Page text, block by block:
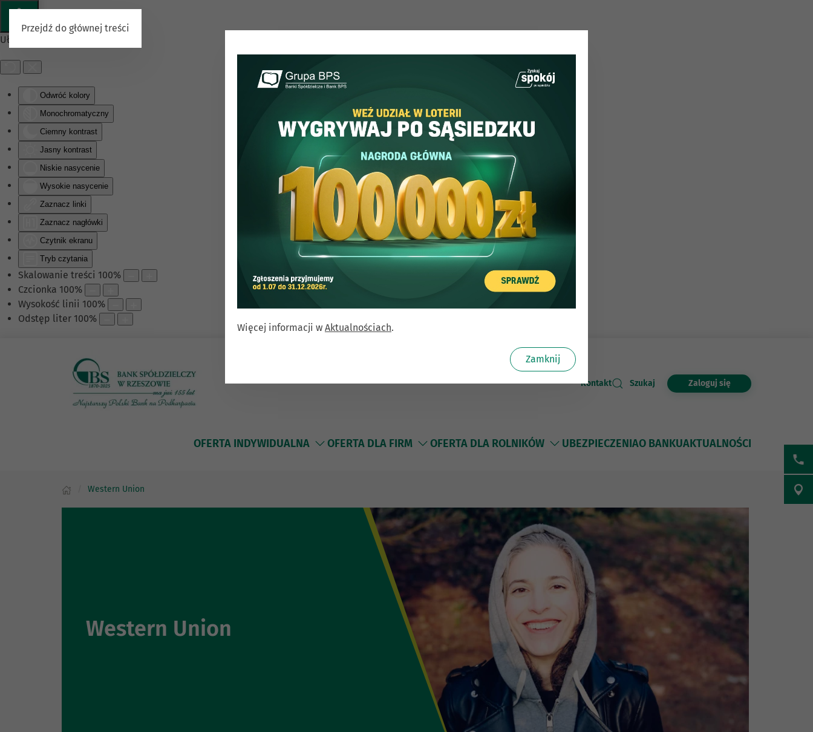
Ułatwienia dostępu
Odwróć kolory
Monochromatyczny
Ciemny kontrast
Jasny kontrast
Niskie nasycenie
Wysokie nasycenie
Zaznacz linki
Zaznacz nagłówki
Czytnik ekranu
Tryb czytania
Skalowanie treści 100%
Czcionka 100%
Wysokość linii 100%
Odstęp liter 100%
Przejdź do głównej treści
Kontakt Szukaj Zaloguj się
OFERTA INDYWIDUALNA OFERTA DLA FIRM OFERTA DLA ROLNIKÓW UBEZPIECZENIAO BANKUAKTUALNOŚCI
Western Union
Western Union
Więcej informacji w Aktualnościach.
Zamknij